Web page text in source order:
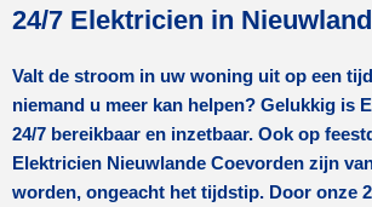
24/7 Elektricien in
Valt de stroom in uw woning uit op een
niemand u meer kan helpen? Gelukkig is
24/7 bereikbaar en inzetbaar. Ook op
Elektricien Nieuwlande Coevorden zijn
worden, ongeacht het tijdstip. Door onze